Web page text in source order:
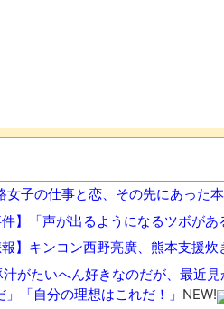
女子の仕事と恋、その先にあった
件】「声が出るようになるツボが
報】キンコン西野亮廣、熊本支援
汁がたいへん好きなのだが、最近
」「自分の理想はこれだ！」 NEW!